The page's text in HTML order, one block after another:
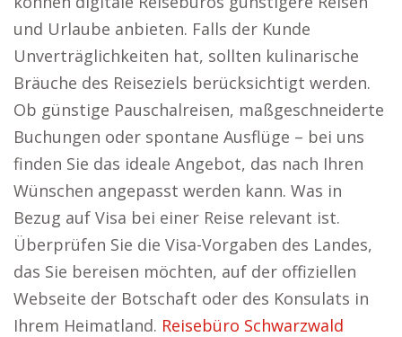
und Urlaube anbieten. Falls der Kunde
Unverträglichkeiten hat, sollten kulinarische
Bräuche des Reiseziels berücksichtigt werden.
Ob günstige Pauschalreisen, maßgeschneiderte
Buchungen oder spontane Ausflüge – bei uns
finden Sie das ideale Angebot, das nach Ihren
Wünschen angepasst werden kann. Was in
Bezug auf Visa bei einer Reise relevant ist.
Überprüfen Sie die Visa-Vorgaben des Landes,
das Sie bereisen möchten, auf der offiziellen
Webseite der Botschaft oder des Konsulats in
Ihrem Heimatland. Reisebüro Schwarzwald